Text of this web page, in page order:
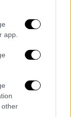
app.
other
ξέρω καλά
όλους
δύο